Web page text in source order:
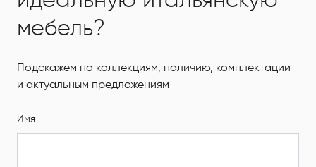
мебель?
Подскажем по коллекциям, наличию, комплектации
и актуальным предложениям
Имя